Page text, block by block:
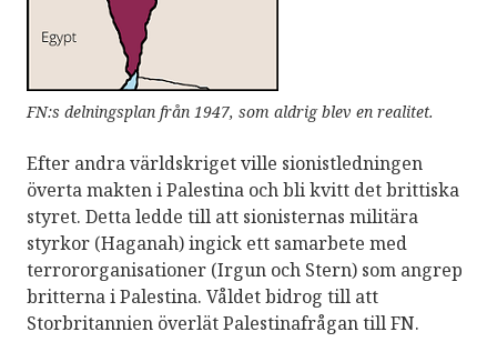
FN:s delningsplan från 1947, som aldrig blev en realitet.
Efter andra världskriget ville sionistledningen
överta makten i Palestina och bli kvitt det brittiska
styret. Detta ledde till att sionisternas militära
styrkor (Haganah) ingick ett samarbete med
terrororganisationer (Irgun och Stern) som angrep
britterna i Palestina. Våldet bidrog till att
Storbritannien överlät Palestinafrågan till FN.